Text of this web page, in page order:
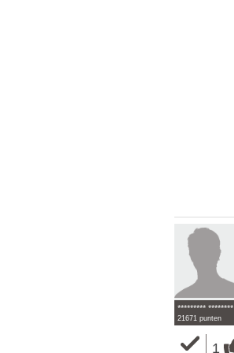
********* ********
21671 punten
1